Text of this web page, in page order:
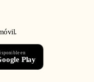
en
Play